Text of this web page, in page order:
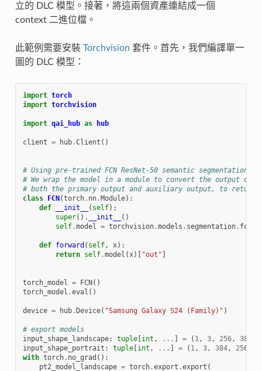
立的 DLC 模型。接著，將這兩個資產連結成一個
context 二進位檔。
此範例需要安裝 Torchvision 套件。首先，我們編譯單一
圖的 DLC 模型：
import torch
import torchvision
import qai_hub as hub
client = hub.Client ()
# Using pre-trained FCN ResNet-50 semantic segmentation
# We wrap the model in a module to convert the output
# both the primary output and auxiliary output, to return
class FCN(torch. nn.Module):
def
__init__ ( self):
super() . __init__
()
self.model = torchvision.models . segmentation.
def forward ( self, x):
return self.model (x)[ "out" ]
torch_model = FCN()
torch_model .eval ()
device = hub.Device( "Samsung Galaxy S24 (Family)" )
# export models
input_shape_landscape: tuple[int , ... ] = ( 1, 3, 256, 384
input_shape_portrait : tuple[int , ... ] = ( 1, 3, 384, 256
with torch. no_grad ():
pt2_model_landscape = torch.export .export (